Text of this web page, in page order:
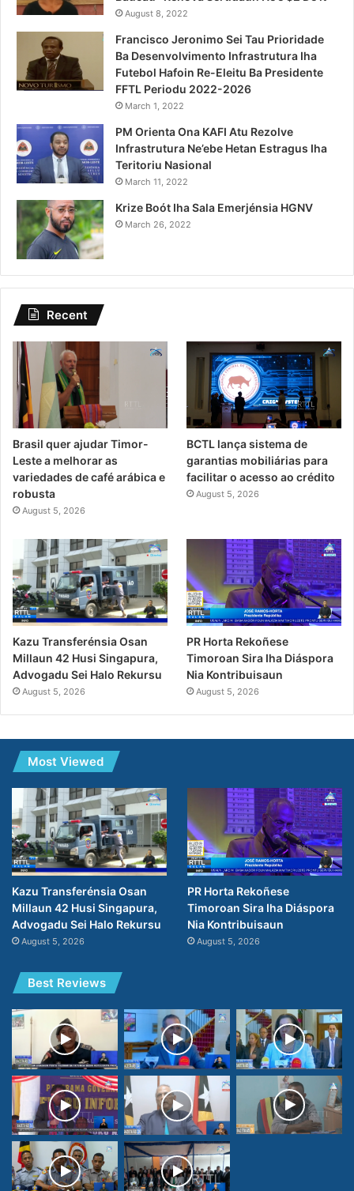
August 8, 2022
Francisco Jeronimo Sei Tau Prioridade
Ba Desenvolvimento Infrastrutura Iha
Futebol Hafoin Re-Eleitu Ba Presidente
FFTL Periodu 2022-2026
March 1, 2022
PM Orienta Ona KAFI Atu Rezolve
Infrastrutura Ne’ebe Hetan Estragus Iha
Teritoriu Nasional
March 11, 2022
Krize Boót Iha Sala Emerjénsia HGNV
March 26, 2022
Recent
Brasil quer ajudar Timor-
Leste a melhorar as
variedades de café arábica e
robusta
August 5, 2026
BCTL lança sistema de
garantias mobiliárias para
facilitar o acesso ao crédito
August 5, 2026
Kazu Transferénsia Osan
Millaun 42 Husi Singapura,
Advogadu Sei Halo Rekursu
August 5, 2026
PR Horta Rekoñese
Timoroan Sira Iha Diáspora
Nia Kontribuisaun
August 5, 2026
Most Viewed
Kazu Transferénsia Osan
Millaun 42 Husi Singapura,
Advogadu Sei Halo Rekursu
August 5, 2026
PR Horta Rekoñese
Timoroan Sira Iha Diáspora
Nia Kontribuisaun
August 5, 2026
Best Reviews